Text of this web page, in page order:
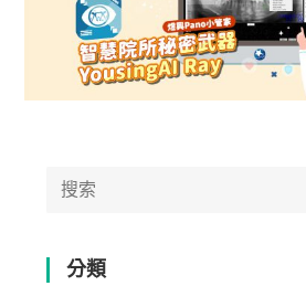
Search
分類